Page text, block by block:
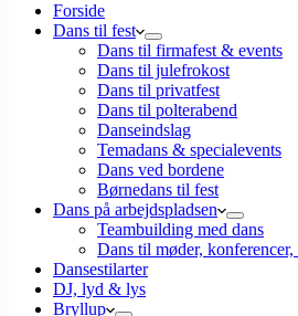
Forside
Dans til fest
Dans til firmafest & events
Dans til julefrokost
Dans til privatfest
Dans til polterabend
Danseindslag
Temadans & specialevents
Dans ved bordene
Børnedans til fest
Dans på arbejdspladsen
Teambuilding med dans
Dans til møder,
Dansestilarter
DJ, lyd & lys
Bryllup